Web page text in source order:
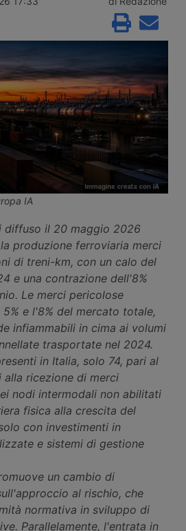
IA
diffuso il 20 maggio 2026
produzione ferroviaria merci
di treni-km, con un calo del
e una contrazione dell'8%
Le merci pericolose
e l'8% del mercato totale,
infiammabili in cima ai volumi
trasportate nel 2024.
in Italia, solo 74, pari al
alla ricezione di merci
nodi intermodali non abilitati
fisica alla crescita del
con investimenti in
e sistemi di gestione
un cambio di
al rischio, che
normativa in sviluppo di
Parallelamente, l'entrata in